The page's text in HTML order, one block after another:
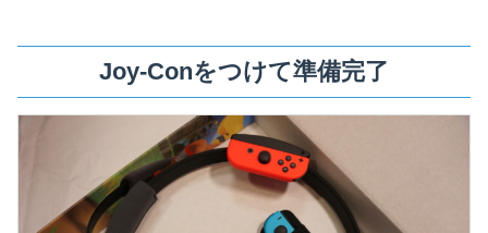
Joy-Conをつけて準備完了